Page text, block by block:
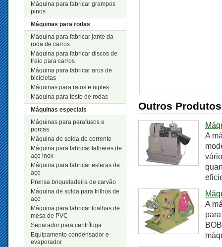
Máquina para fabricar grampos
pinos
Máquinas para rodas
Máquina para fabricar jante da
roda de carros
Máquina para fabricar discos de
freio para carros
Máquina para fabricar aros de
bicicletas
Máquinas para raios e niples
Máquina para teste de rodas
Máquinas especiais
Máquinas para parafusos e
porcas
Máquina de solda de corrente
Máquina para fabricar talheres de
aço inox
Máquina para fabricar esferas de
aço
Prensa briquetadeira de carvão
Máquina de solda para trilhos de
aço
Máquina para fabricar toalhas de
mesa de PVC
Separador para centrífuga
Equipamento condensador e
evaporador
Outros Produtos
A
A